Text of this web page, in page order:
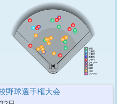
野球選手権大会